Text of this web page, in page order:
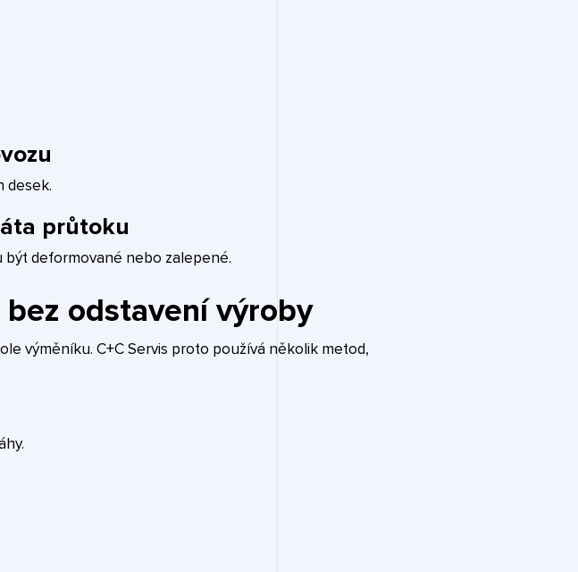
desek.
průtoku
být deformované nebo zalepené.
odstavení výroby
výměníku. C+C Servis proto používá několik metod,